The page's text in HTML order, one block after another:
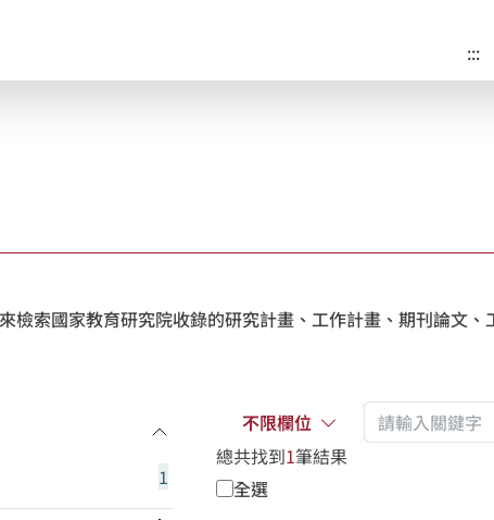
-研究成果典藏庫 :::
檢索國家教育研究院收錄的研究計畫、工作計畫、期刊論文
1
不限欄位
總共找到1筆結果
全選